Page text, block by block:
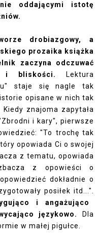
oddającymi istotę
drobiazgowy, a
prozaika książka
zaczyna odczuwać
i bliskości.
Lektura
staje się nagle tak
opisane w nich tak
znajoma zapytała
i kary", pierwsze
"To trochę tak
opowiada Ci o swojej
z tematu, opowiada
z opowieści o
dokładnie o
posiłek itd...".
i angażująco
językowo.
Dla
w małej pigułce.